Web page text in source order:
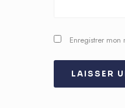
Enregistrer